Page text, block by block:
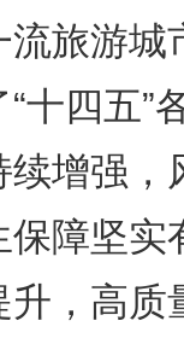
流旅游城
十四五”
续增强，
保障坚实
升，高质